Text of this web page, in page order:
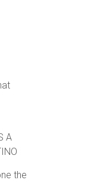
A
the